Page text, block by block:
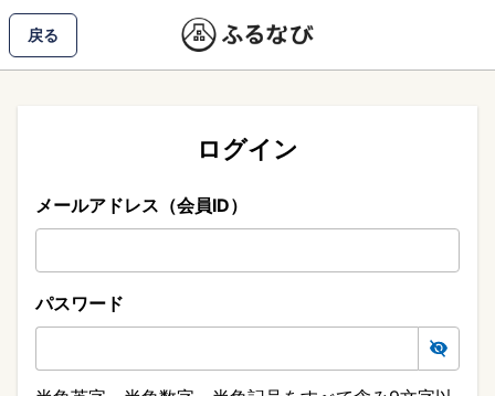
戻る
ログイン
メールアドレス（会員ID）
パスワード